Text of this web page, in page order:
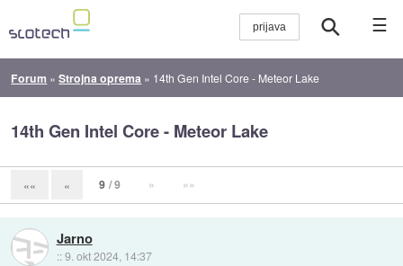
☰
Forum »Strojna oprema » 14th Gen Intel Core - Meteor Lake
14th Gen Intel Core - Meteor Lake
«« « 9 / 9 » »»
Jarno
::9. okt 2024, 14:37